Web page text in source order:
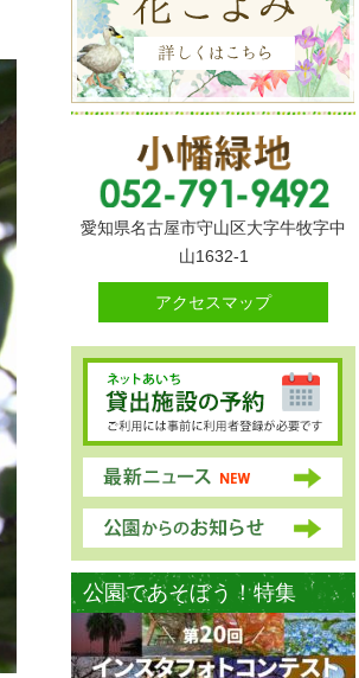
愛知県名古屋市守山区大字牛牧字中
山1632-1
アクセスマップ
公園であそぼう！特集